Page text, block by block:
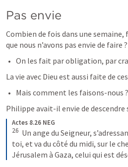
Pas envie
Combien de fois dans une semaine,
que nous n’avons pas envie de faire ?
On les fait par obligation, par
La vie avec Dieu est aussi faite de
Mais comment les faisons-nous ?
Philippe avait-il envie de descendre
Actes 8.26 NEG
26 Un ange du Seigneur,
toi, et va du côté du midi, sur le
Jérusalem à Gaza, celui qui est